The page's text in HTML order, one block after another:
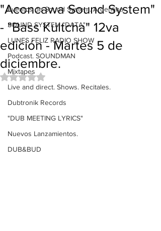
Eventos de Sound System. Argentina
SOUND SYSTEM "DATA"
LUNES FELIZ RADIO SHOW
Podcast. SOUNDMAN
Mixtapes
Live and direct. Shows. Recitales.
Dubtronik Records
"DUB MEETING LYRICS"
Nuevos Lanzamientos.
DUB&BUD
"Aconcawa Sound System"
- "Bass Kultcha" 12va
edición - Martes 5 de
diciembre.
Obtuvo NaN de 5 estrellas.